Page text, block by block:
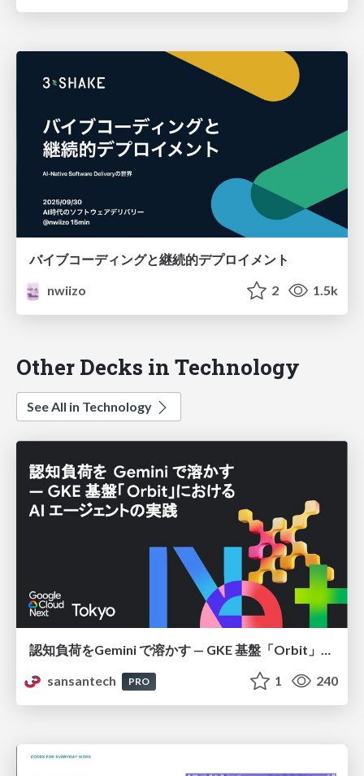
バイブコーディングと継続的デプロイメント
nwiizo
2 1.5k
Other Decks in Technology
See All in Technology
sansantech
PRO 1 240